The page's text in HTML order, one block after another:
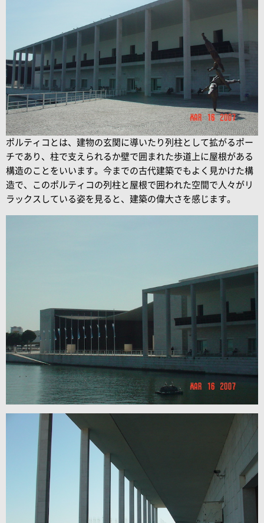
ポルティコとは、建物の玄関に導いたり列柱として拡がるポー
チであり、柱で支えられるか壁で囲まれた歩道上に屋根がある
構造のことをいいます。今までの古代建築でもよく見かけた構
造で、このポルティコの列柱と屋根で囲われた空間で人々がリ
ラックスしている姿を見ると、建築の偉大さを感じます。